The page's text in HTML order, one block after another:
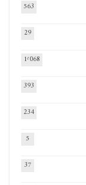
563
29
1٬068
393
234
5
37